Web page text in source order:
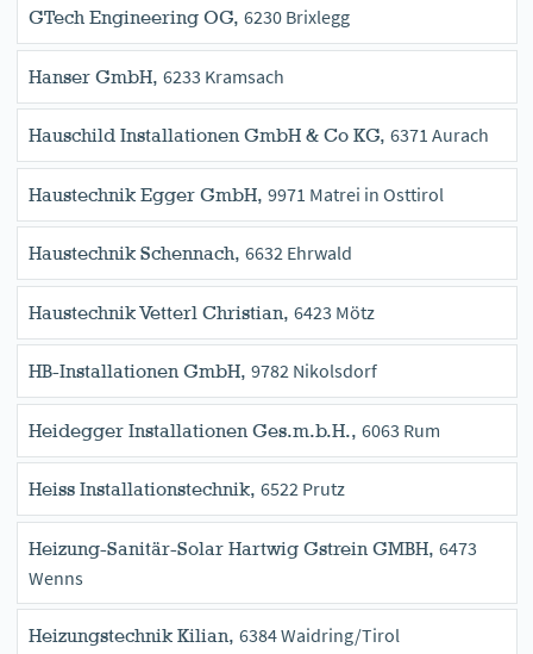
GTech Engineering OG, 6230 Brixlegg
Hanser GmbH, 6233 Kramsach
Hauschild Installationen GmbH & Co KG, 6371 Aurach
Haustechnik Egger GmbH, 9971 Matrei in Osttirol
Haustechnik Schennach, 6632 Ehrwald
Haustechnik Vetterl Christian, 6423 Mötz
HB-Installationen GmbH, 9782 Nikolsdorf
Heidegger Installationen Ges.m.b.H., 6063 Rum
Heiss Installationstechnik, 6522 Prutz
Heizung-Sanitär-Solar Hartwig Gstrein GMBH, 6473
Wenns
Heizungstechnik Kilian, 6384 Waidring/Tirol